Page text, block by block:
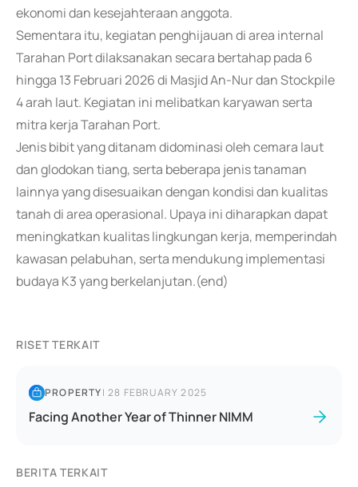
ekonomi dan kesejahteraan anggota.
Sementara itu, kegiatan penghijauan di area internal
Tarahan Port dilaksanakan secara bertahap pada 6
hingga 13 Februari 2026 di Masjid An-Nur dan Stockpile
4 arah laut. Kegiatan ini melibatkan karyawan serta
mitra kerja Tarahan Port.
Jenis bibit yang ditanam didominasi oleh cemara laut
dan glodokan tiang, serta beberapa jenis tanaman
lainnya yang disesuaikan dengan kondisi dan kualitas
tanah di area operasional. Upaya ini diharapkan dapat
meningkatkan kualitas lingkungan kerja, memperindah
kawasan pelabuhan, serta mendukung implementasi
budaya K3 yang berkelanjutan.(end)
RISET TERKAIT
PROPERTY|28 FEBRUARY 2025
Facing Another Year of Thinner NIMM
BERITA TERKAIT